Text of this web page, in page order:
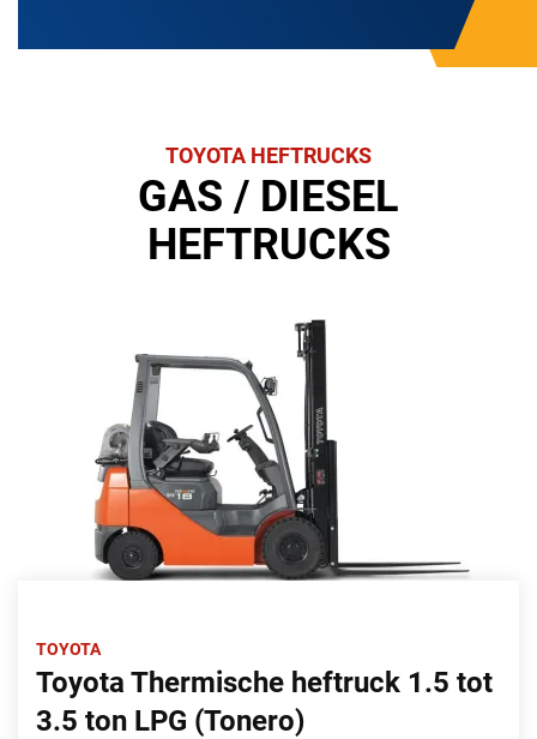
TOYOTA HEFTRUCKS
GAS / DIESEL
HEFTRUCKS
TOYOTA
Toyota Thermische heftruck 1.5 tot
3.5 ton LPG (Tonero)